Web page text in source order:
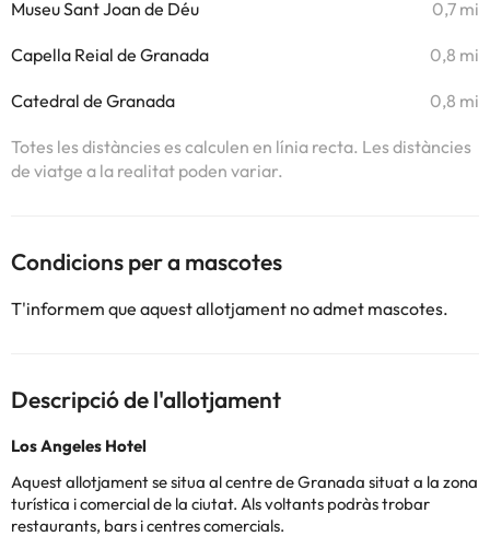
Museu Sant Joan de Déu 0,7 mi
Capella Reial de Granada 0,8 mi
Catedral de Granada 0,8 mi
Totes les distàncies es calculen en línia recta. Les distàncies
de viatge a la realitat poden variar.
Condicions per a mascotes
T'informem que aquest allotjament no admet mascotes.
Descripció de l'allotjament
Los Angeles Hotel
Aquest allotjament se situa alcentre de Granada situat a la zona
turística i comercial de la ciutat. Als voltants podràs trobar
restaurants, bars i centres comercials.